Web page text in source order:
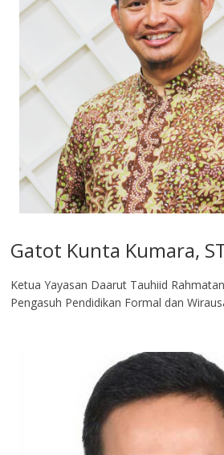
Gatot Kunta Kumara,
Ketua Yayasan Daarut Tauhiid
Pengasuh Pendidikan Formal dan